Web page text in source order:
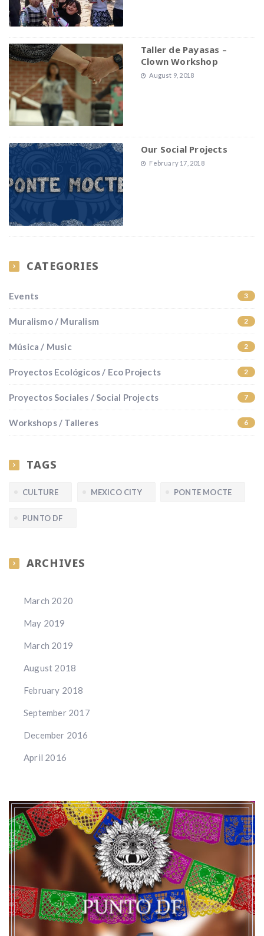
Taller de Payasas –
Clown Workshop
August 9, 2018
Our Social Projects
February 17, 2018
CATEGORIES
Events 3
Muralismo / Muralism 2
Música / Music 2
Proyectos Ecológicos / Eco Projects 2
Proyectos Sociales / Social Projects 7
Workshops / Talleres 6
TAGS
CULTURE MEXICO CITY PONTE MOCTE
PUNTO DF
ARCHIVES
March 2020
May 2019
March 2019
August 2018
February 2018
September 2017
December 2016
April 2016